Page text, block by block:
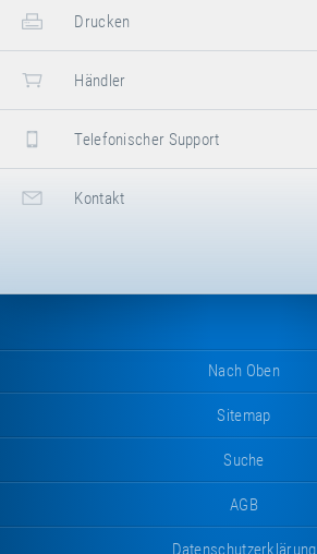
1x Karton
Länge 50 cm
Breite
40 cm
Drucken
Händler
Telefonischer Support
Kontakt
Nach Oben
Sitemap
Suche
AGB
Datenschutzerklärung